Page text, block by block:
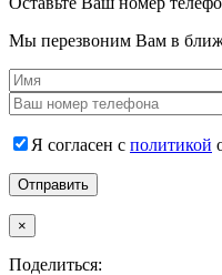
Мы перезвоним Вам в
Я согласен с политикой
×
Поделиться: